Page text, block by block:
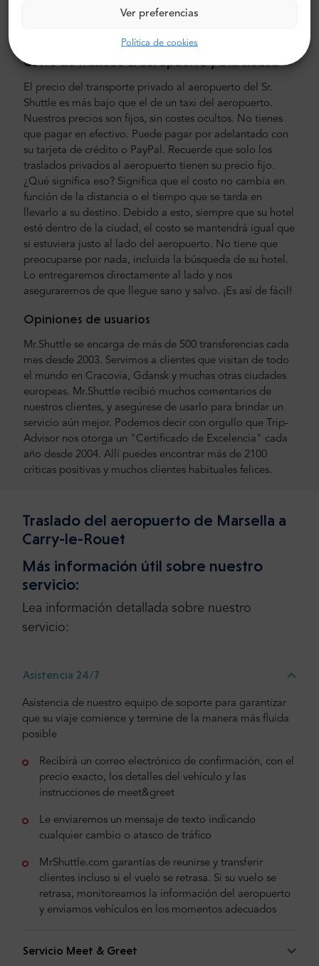
Ver preferencias
Política de cookies
tripulación está compuesta por conductores veteranos
Costo de traslado al aeropuerto y a la ciudad
El precio del transporte privado al aeropuerto del Sr.
Shuttle es más bajo que el de un taxi del aeropuerto.
Nuestros precios son fijos, sin costes ocultos. No tienes
que pagar en efectivo. Puede pagar por adelantado con
su tarjeta de crédito o PayPal. Recuerde que solo los
traslados privados al aeropuerto tienen su precio fijo.
¿Qué significa eso? Significa que el costo no cambia en
función de la distancia o el tiempo que se tarda en
llevarlo a su destino. Debido a esto, siempre que su hotel
esté dentro de la ciudad, el costo se mantendrá igual que
si estuviera justo al lado del aeropuerto. No tiene que
preocuparse por nada, incluida la búsqueda de su hotel.
Lo entregaremos directamente al lado y nos
aseguraremos de que llegue sano y salvo. ¡Es así de fácil!
Opiniones de usuarios
Mr.Shuttle se encarga de más de 500 transferencias cada
mes desde 2003. Servimos a clientes que visitan de todo
el mundo en Cracovia, Gdansk y muchas otras ciudades
europeas. Mr.Shuttle recibió muchos comentarios de
nuestros clientes, y asegúrese de usarlo para brindar un
servicio aún mejor. Podemos decir con orgullo que Trip-
Advisor nos otorga un "Certificado de Excelencia" cada
año desde 2004. Allí puedes encontrar más de 2100
críticas positivas y muchos clientes habituales felices.
Traslado del aeropuerto de Marsella a
Carry-le-Rouet
Más información útil sobre nuestro
servicio:
Lea información detallada sobre nuestro
servicio:
Asistencia 24/7
Asistencia de nuestro equipo de soporte para garantizar
que su viaje comience y termine de la manera más fluida
posible
Recibirá un correo electrónico de confirmación, con el
precio exacto, los detalles del vehículo y las
instrucciones de meet&greet
Le enviaremos un mensaje de texto indicando
cualquier cambio o atasco de tráfico
MrShuttle.com garantías de reunirse y transferir
clientes incluso si el vuelo se retrasa. Si su vuelo se
retrasa, monitoreamos la información del aeropuerto
y enviamos vehículos en los momentos adecuados
Servicio Meet & Greet